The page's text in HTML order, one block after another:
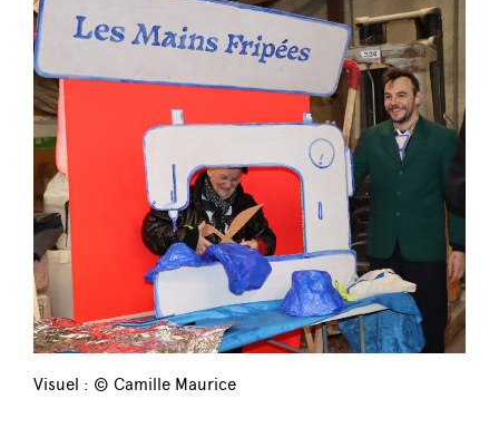
Visuel : © Camille Maurice